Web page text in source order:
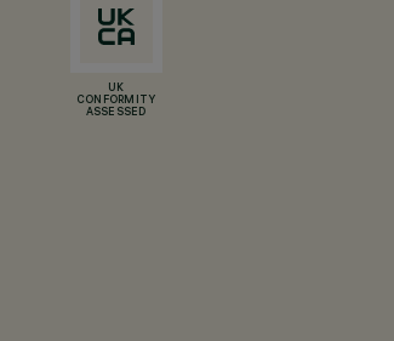
UK
CONFORMITY
ASSESSED